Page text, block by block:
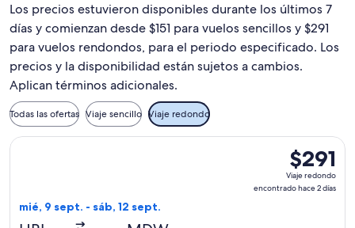
Los precios estuvieron disponibles durante los últimos 7
días y comienzan desde $151 para vuelos sencillos y $291
para vuelos rendondos, para el periodo especificado. Los
precios y la disponibilidad están sujetos a cambios.
Aplican términos adicionales.
Todas las ofertas Viaje sencillo Viaje redondo
$291
Viaje
redondo,
$291
Viaje redondo
encontrado hace 2 días
mié, 9 sept. - sáb, 12 sept.
Seleccionar vuelo de Southwest Airlines, con salida el mié,